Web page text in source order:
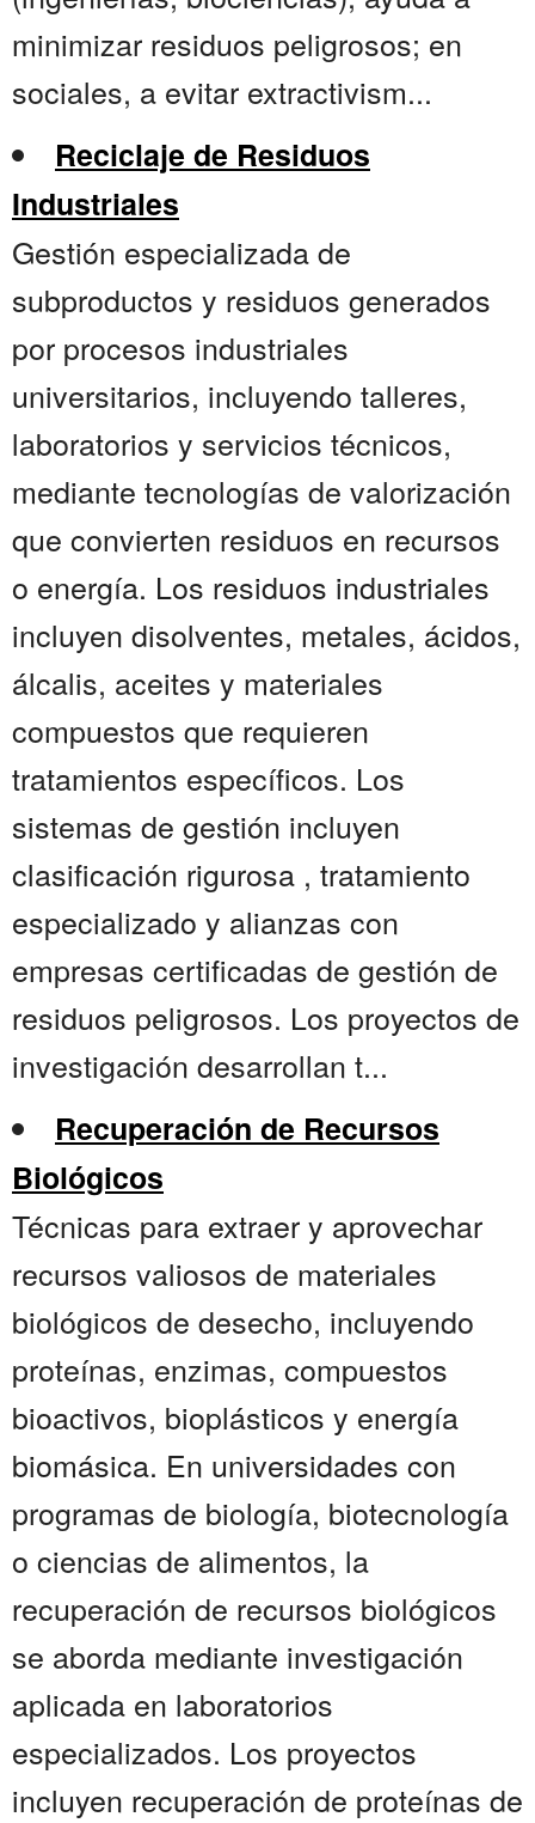
minimizar residuos peligrosos; en
sociales, a evitar extractivism...
Reciclaje de Residuos
Industriales
Gestión especializada de
subproductos y residuos generados
por procesos industriales
universitarios, incluyendo talleres,
laboratorios y servicios técnicos,
mediante tecnologías de valorización
que convierten residuos en recursos
o energía. Los residuos industriales
incluyen disolventes, metales, ácidos,
álcalis, aceites y materiales
compuestos que requieren
tratamientos específicos. Los
sistemas de gestión incluyen
clasificación rigurosa , tratamiento
especializado y alianzas con
empresas certificadas de gestión de
residuos peligrosos. Los proyectos de
investigación desarrollan t...
Recuperación de Recursos
Biológicos
Técnicas para extraer y aprovechar
recursos valiosos de materiales
biológicos de desecho, incluyendo
proteínas, enzimas, compuestos
bioactivos, bioplásticos y energía
biomásica. En universidades con
programas de biología, biotecnología
o ciencias de alimentos, la
recuperación de recursos biológicos
se aborda mediante investigación
aplicada en laboratorios
especializados. Los proyectos
incluyen recuperación de proteínas de